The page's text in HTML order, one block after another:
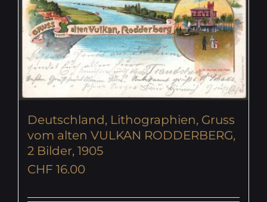
Deutschland, Lithographien, Gruss
vom alten VULKAN RODDERBERG,
2 Bilder, 1905
CHF 16.00